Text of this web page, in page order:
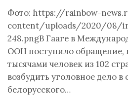
Фото: https://rainbow-
content/uploads/2020/08/
248.pngВ Гааге в
ООН поступило обращение,
тысячами человек из 102
возбудить уголовное дело
белорусского…